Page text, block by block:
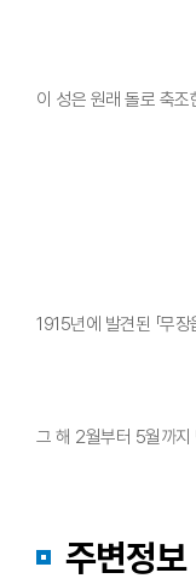
이 성은 원래 돌로 축
1915년에 발견된 「무
그 해 2월부터 5월까지
주변정보